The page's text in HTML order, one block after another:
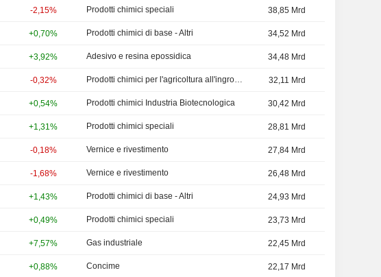
-2,15% Prodotti chimici speciali 38,85 Mrd
+0,70% Prodotti chimici di base - Altri 34,52 Mrd
+3,92% Adesivo e resina epossidica 34,48 Mrd
-0,32% Prodotti chimici per l'agricoltura all'ingrosso 32,11 Mrd
+0,54% Prodotti chimici Industria Biotecnologica 30,42 Mrd
+1,31% Prodotti chimici speciali 28,81 Mrd
-0,18% Vernice e rivestimento 27,84 Mrd
-1,68% Vernice e rivestimento 26,48 Mrd
+1,43% Prodotti chimici di base - Altri 24,93 Mrd
+0,49% Prodotti chimici speciali 23,73 Mrd
+7,57% Gas industriale 22,45 Mrd
+0,88% Concime 22,17 Mrd